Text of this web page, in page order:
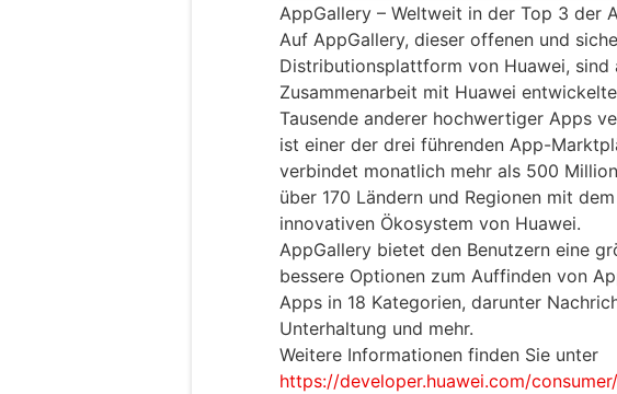
AppGallery – Weltweit in der Top 3 der
Auf AppGallery, dieser offenen und
Distributionsplattform von Huawei, sind
Zusammenarbeit mit Huawei
Tausende anderer hochwertiger Apps
ist einer der drei führenden App-
verbindet monatlich mehr als 500
über 170 Ländern und Regionen mit
innovativen Ökosystem von Huawei.
AppGallery bietet den Benutzern eine
bessere Optionen zum Auffinden von
Apps in 18 Kategorien, darunter
Unterhaltung und mehr.
Weitere Informationen finden Sie unter
https://developer.huawei.com/